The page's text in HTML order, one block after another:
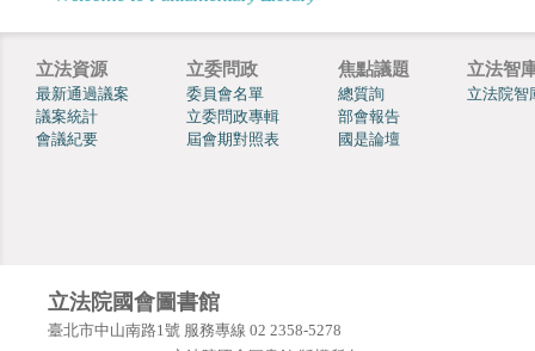
立法資源
最新通過議案
議案統計
會議紀要
立委問政
委員會名單
立委問政專輯
屆會期對照表
焦點議題
總質詢
部會報告
國是論壇
立法智
立法院智
立法院國會圖書館
臺北市中山南路1號 服務專線 02 2358-5278